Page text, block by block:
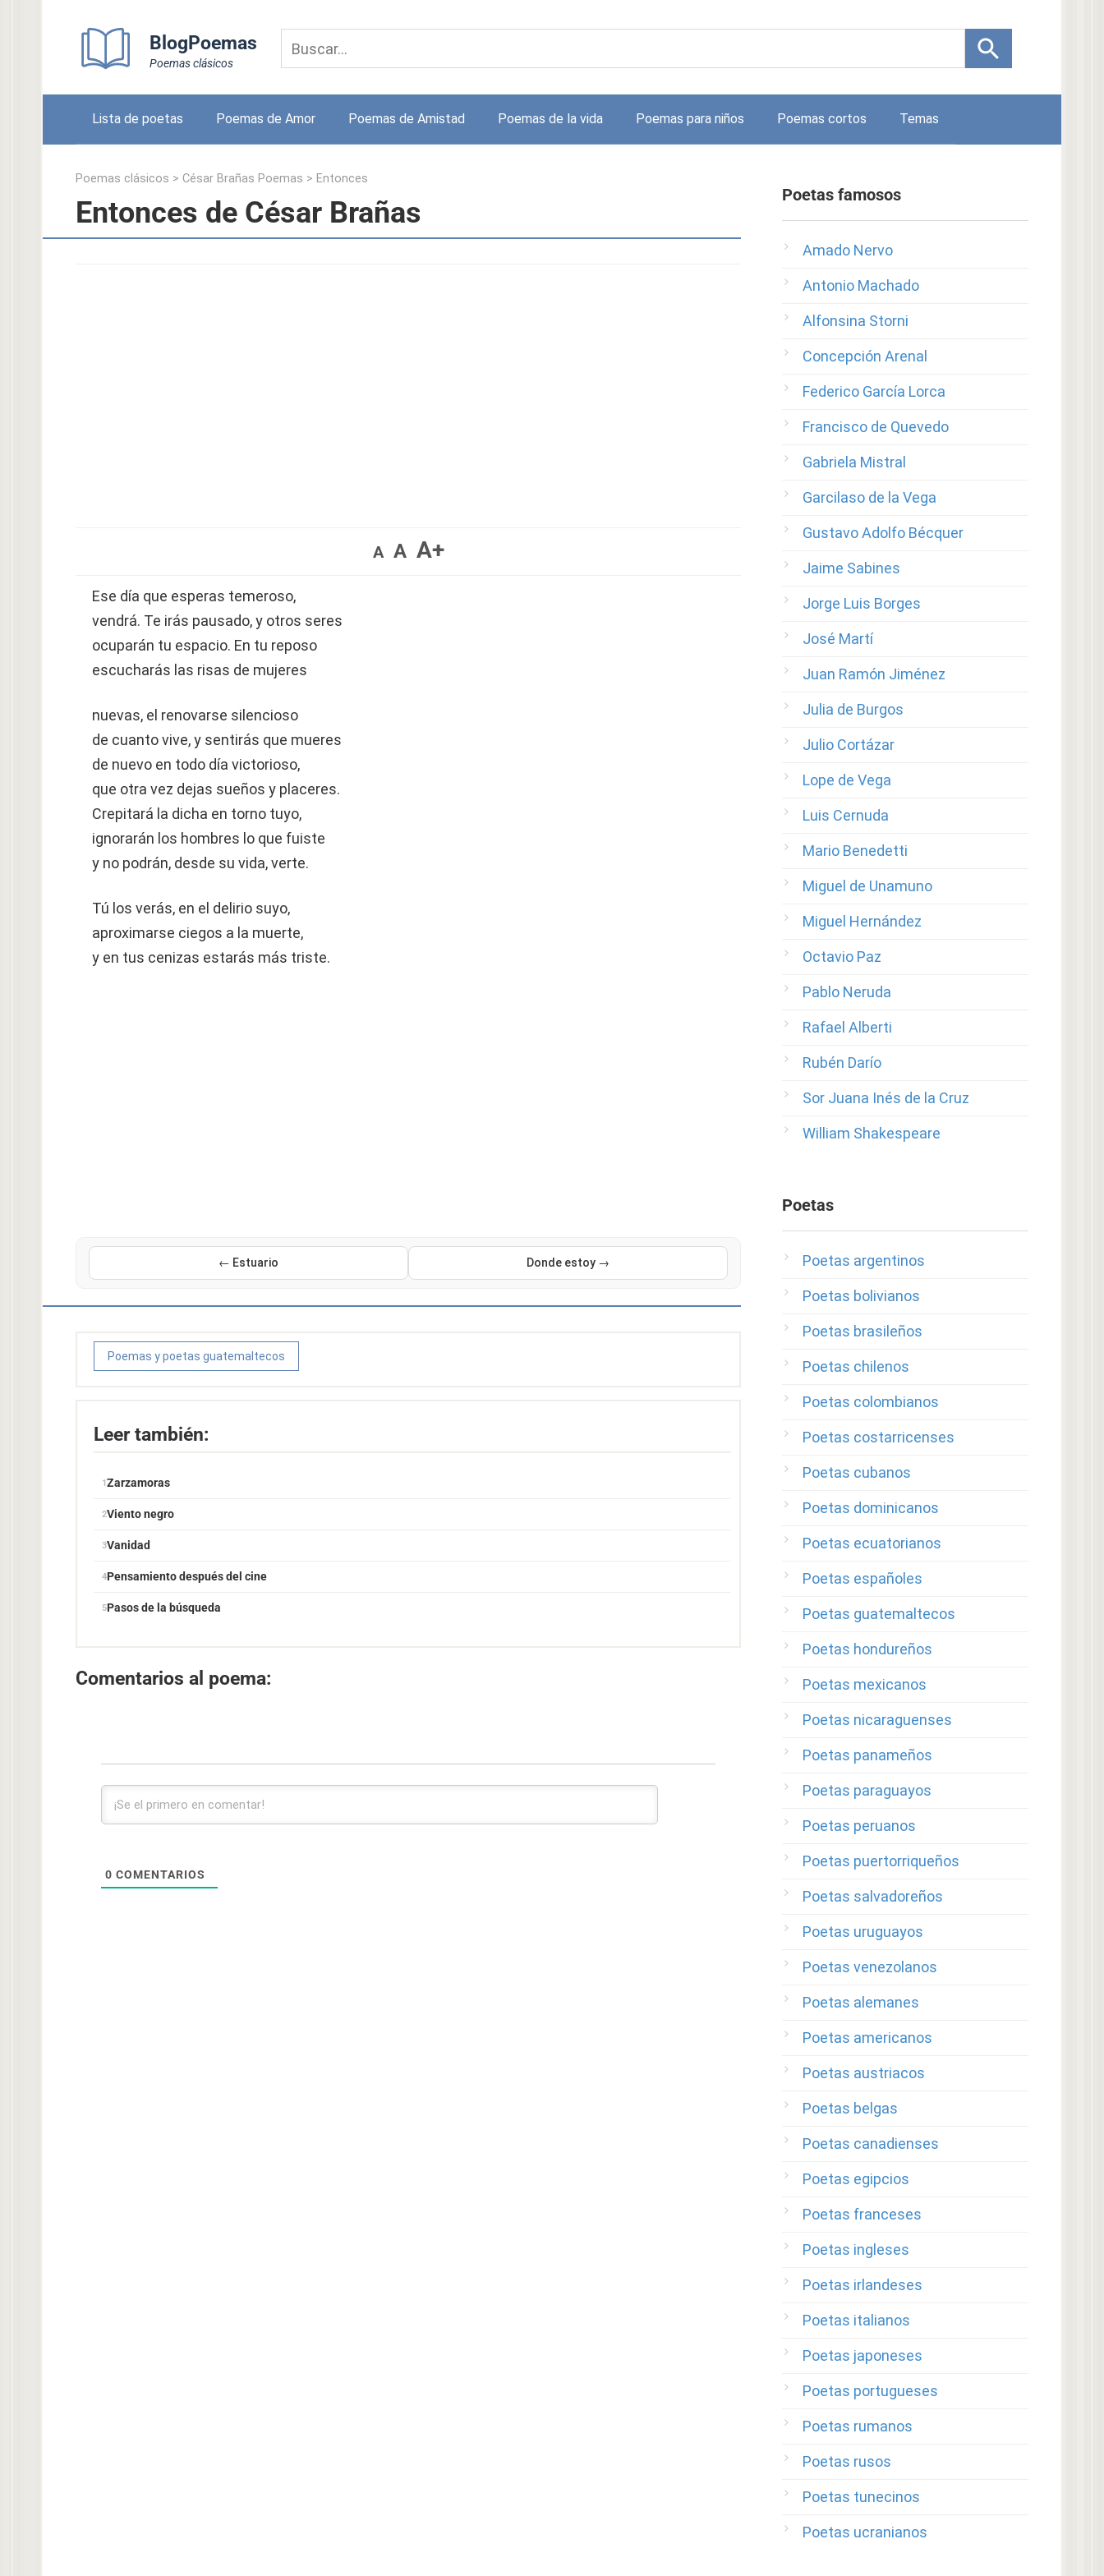
BlogPoemas
Poemas clásicos
Lista de poetas Poemas de Amor Poemas de Amistad Poemas de la vida Poemas para niños Poemas cortos Temas
Poemas clásicos > César Brañas Poemas > Entonces
Entonces de César Brañas
A A A+
Ese día que esperas temeroso,
vendrá. Te irás pausado, y otros seres
ocuparán tu espacio. En tu reposo
escucharás las risas de mujeres
nuevas, el renovarse silencioso
de cuanto vive, y sentirás que mueres
de nuevo en todo día victorioso,
que otra vez dejas sueños y placeres.
Crepitará la dicha en torno tuyo,
ignorarán los hombres lo que fuiste
y no podrán, desde su vida, verte.
Tú los verás, en el delirio suyo,
aproximarse ciegos a la muerte,
y en tus cenizas estarás más triste.
← Estuario Donde estoy →
Poemas y poetas guatemaltecos
Leer también:
Zarzamoras
Viento negro
Vanidad
Pensamiento después del cine
Pasos de la búsqueda
Comentarios al poema:
0 COMENTARIOS
Poetas famosos
Amado Nervo
Antonio Machado
Alfonsina Storni
Concepción Arenal
Federico García Lorca
Francisco de Quevedo
Gabriela Mistral
Garcilaso de la Vega
Gustavo Adolfo Bécquer
Jaime Sabines
Jorge Luis Borges
José Martí
Juan Ramón Jiménez
Julia de Burgos
Julio Cortázar
Lope de Vega
Luis Cernuda
Mario Benedetti
Miguel de Unamuno
Miguel Hernández
Octavio Paz
Pablo Neruda
Rafael Alberti
Rubén Darío
Sor Juana Inés de la Cruz
William Shakespeare
Poetas
Poetas argentinos
Poetas bolivianos
Poetas brasileños
Poetas chilenos
Poetas colombianos
Poetas costarricenses
Poetas cubanos
Poetas dominicanos
Poetas ecuatorianos
Poetas españoles
Poetas guatemaltecos
Poetas hondureños
Poetas mexicanos
Poetas nicaraguenses
Poetas panameños
Poetas paraguayos
Poetas peruanos
Poetas puertorriqueños
Poetas salvadoreños
Poetas uruguayos
Poetas venezolanos
Poetas alemanes
Poetas americanos
Poetas austriacos
Poetas belgas
Poetas canadienses
Poetas egipcios
Poetas franceses
Poetas ingleses
Poetas irlandeses
Poetas italianos
Poetas japoneses
Poetas portugueses
Poetas rumanos
Poetas rusos
Poetas tunecinos
Poetas ucranianos